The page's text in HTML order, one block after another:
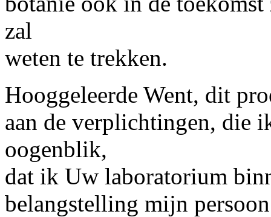
zal
weten te trekken.
Hooggeleerde Went, dit
aan de verplichtingen, die
oogenblik,
dat ik Uw laboratorium
belangstelling mijn